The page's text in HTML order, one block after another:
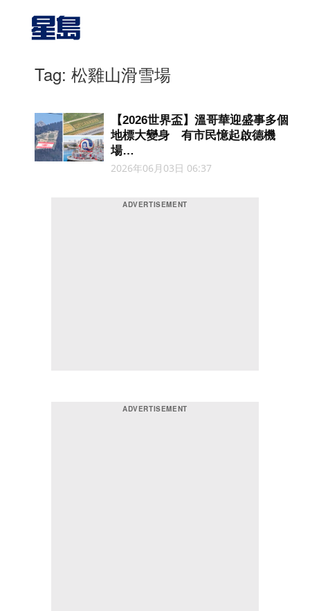
Tag: 松雞山滑雪場
【2026世界盃】溫哥華迎盛事多個
地標大變身 有市民憶起啟德機
場…
2026年06月03日 06:37